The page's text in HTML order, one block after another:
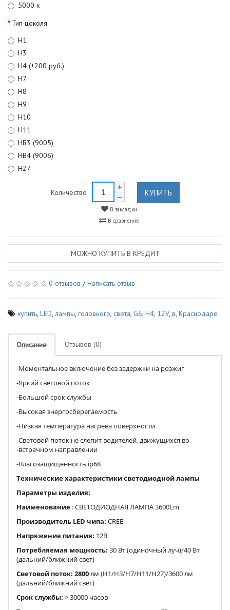
5000 к
Тип цоколя
Н1
Н3
Н4 (+200 руб.)
H7
H8
H9
H10
Н11
HB3 (9005)
HB4 (9006)
H27
Количество КУПИТЬ
В закладки
В сравнение
МОЖНО КУПИТЬ В КРЕДИТ
0 отзывов /Написать отзыв
купить, LED, лампы, головного, света, G6, H4, 12V, в, Краснодаре
Описание Отзывов (0)
-Моментальное включение без задержки на розжиг
-Яркий световой поток
-Большой срок службы
-Высокая энергосберегаемость
-Низкая температура нагрева поверхности
-Световой поток не слепит водителей, движущихся во
-встречном направлении
-Влагозащищенность ip68
Технические характеристики светодиодной лампы
Параметры изделия:
Наименование : СВЕТОДИОДНАЯ ЛАМПА 3600Lm
Производитель LED чипа: CREE
Напряжение питания: 12В
Потребляемая мощность: 30 Вт (одиночный луч)/40 Вт
(дальний/ближний свет)
Световой поток: 2800лм (Н1/Н3/Н7/Н11/Н27)/3600 лм
(дальний/ближний свет)
Срок службы: > 30000 часов